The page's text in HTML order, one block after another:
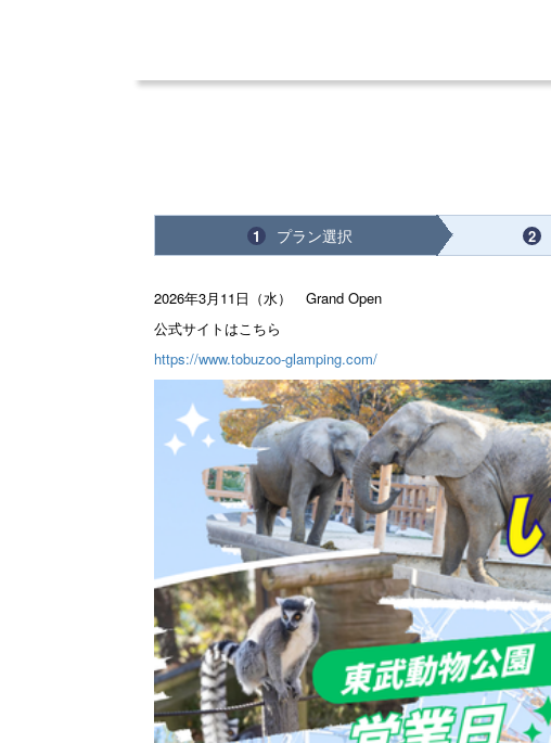
1 プラン選択 2
2026年3月11日（水） Grand Open
公式サイトはこちら
https://www.tobuzoo-glamping.com/